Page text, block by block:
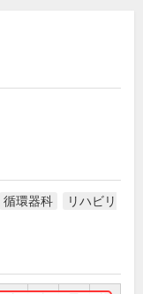
循環器科
リハビリ